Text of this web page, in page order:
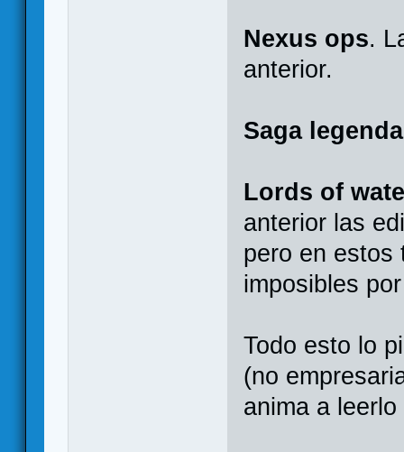
Nexus ops.
anterior.
Saga
Lords of
anterior las
pero en estos
imposibles
Todo esto lo
(no
anima a